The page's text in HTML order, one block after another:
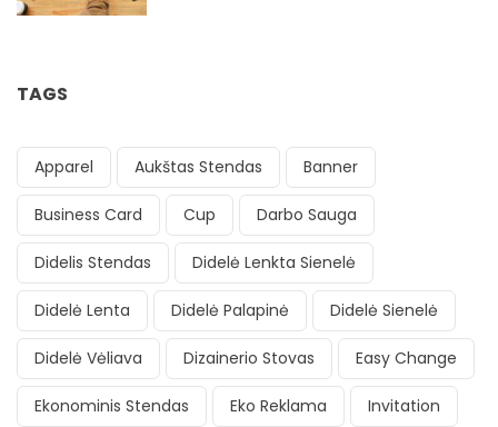
TAGS
Apparel Aukštas Stendas Banner
Business Card Cup Darbo Sauga
Didelis Stendas Didelė Lenkta Sienelė
Didelė Lenta Didelė Palapinė Didelė Sienelė
Didelė Vėliava Dizainerio Stovas Easy Change
Ekonominis Stendas Eko Reklama Invitation